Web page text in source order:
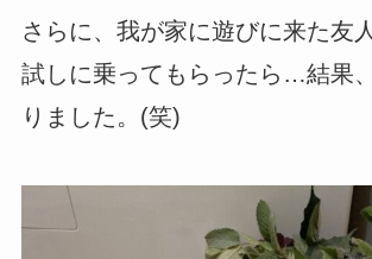
さらに、我が家に遊びに来た友
試しに乗ってもらったら…結果
りました。(笑)